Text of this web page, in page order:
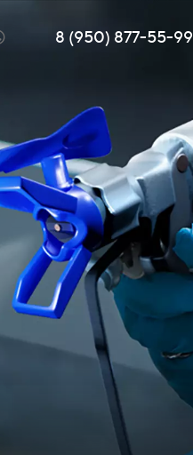
8 (950) 877-55-99